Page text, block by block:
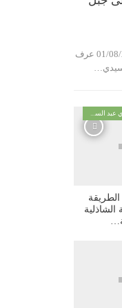
زيارة الشيخ سيدي خالد بن تونس إلى جبل حمام 01/08/2026 عرف
سيدي…
الإحتفالات بمقام مولاي عبد السلام ابن مشيش
الطريقة
الشاذلية